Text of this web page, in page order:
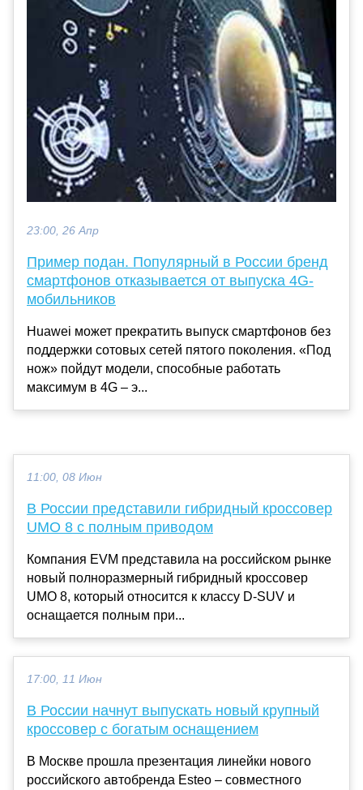
23:00, 26 Апр
Пример подан. Популярный в России бренд
смартфонов отказывается от выпуска 4G-
мобильников
Huawei может прекратить выпуск смартфонов без
поддержки сотовых сетей пятого поколения. «Под
нож» пойдут модели, способные работать
максимум в 4G – э...
11:00, 08 Июн
В России представили гибридный кроссовер
UMO 8 с полным приводом
Компания EVM представила на российском рынке
новый полноразмерный гибридный кроссовер
UMO 8, который относится к классу D-SUV и
оснащается полным при...
17:00, 11 Июн
В России начнут выпускать новый крупный
кроссовер с богатым оснащением
В Москве прошла презентация линейки нового
российского автобренда Esteo – совместного